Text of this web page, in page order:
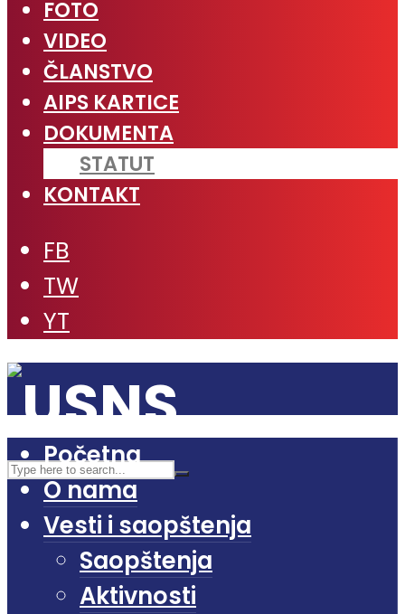
FOTO
VIDEO
ČLANSTVO
AIPS KARTICE
DOKUMENTA
STATUT
KONTAKT
FB
TW
YT
Početna
O nama
Vesti i saopštenja
Saopštenja
Aktivnosti